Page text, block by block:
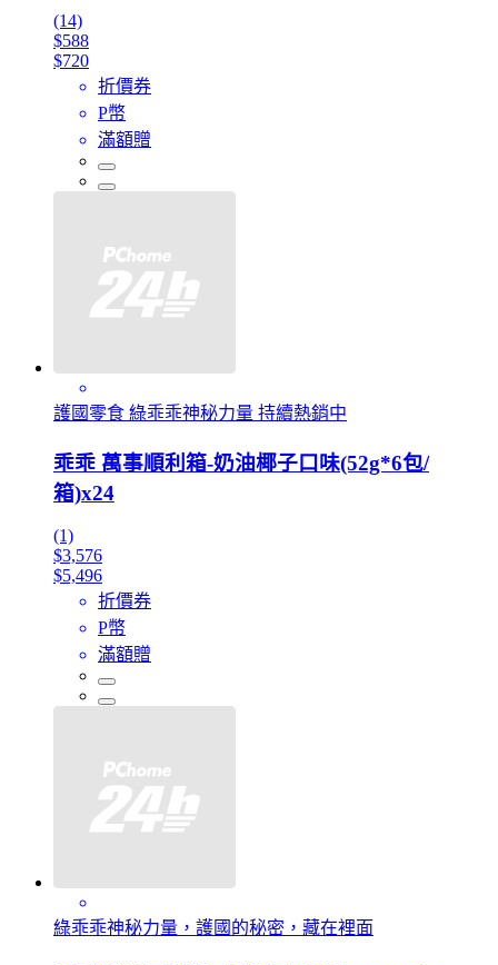
(14)
$588
$720
折價券
P幣
滿額贈
護國零食 綠乖乖神秘力量 持續熱銷中
乖乖 萬事順利箱-奶油椰子口味(52g*6包/
箱)x24
(1)
$3,576
$5,496
折價券
P幣
滿額贈
綠乖乖神秘力量，護國的秘密，藏在裡面